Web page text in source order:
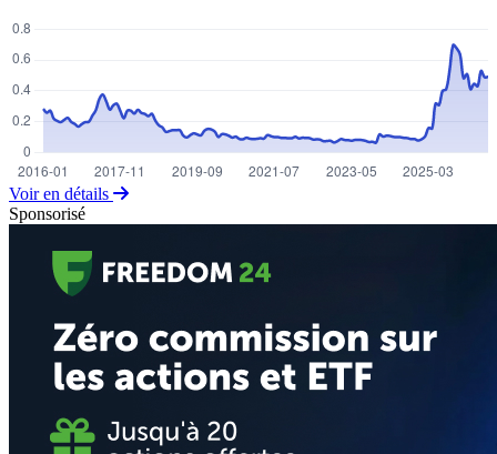
Voir en détails
Sponsorisé